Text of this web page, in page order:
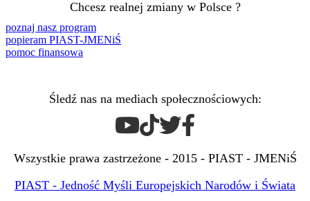
Chcesz realnej zmiany w Polsce ?
poznaj nasz program
popieram PIAST-JMENiŚ
pomoc finansowa
Śledź nas na mediach społecznościowych:
Wszystkie prawa zastrzeżone - 2015 - PIAST - JMENiŚ
PIAST - Jedność Myśli Europejskich Narodów i Świata